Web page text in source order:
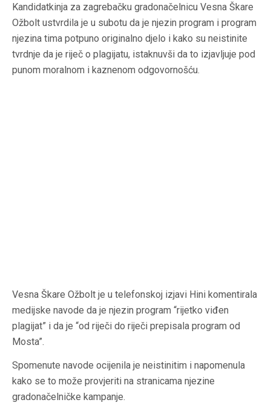
Kandidatkinja za zagrebačku gradonačelnicu Vesna Škare
Ožbolt ustvrdila je u subotu da je njezin program i program
njezina tima potpuno originalno djelo i kako su neistinite
tvrdnje da je riječ o plagijatu, istaknuvši da to izjavljuje pod
punom moralnom i kaznenom odgovornošću.
Vesna Škare Ožbolt je u telefonskoj izjavi Hini komentirala
medijske navode da je njezin program “rijetko viđen
plagijat” i da je “od riječi do riječi prepisala program od
Mosta”.
Spomenute navode ocijenila je neistinitim i napomenula
kako se to može provjeriti na stranicama njezine
gradonačelničke kampanje.